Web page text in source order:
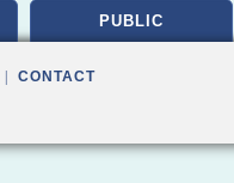
PUBLIC
CONTACT